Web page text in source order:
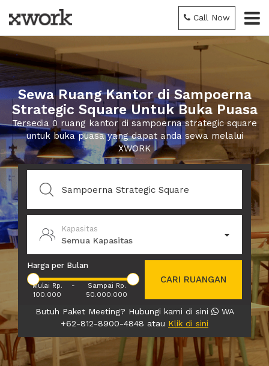
Call Now
Sewa Ruang Kantor di Sampoerna
Strategic Square Untuk Buka Puasa
Tersedia 0 ruang kantor di sampoerna strategic square
untuk buka puasa yang dapat anda sewa melalui
XWORK
Kapasitas
Semua Kapasitas
Harga per Bulan
Mulai Rp.
100.000
-
Sampai Rp.
50.000.000
CARI RUANGAN
Butuh Paket Meeting? Hubungi kami di sini
WA
+62-812-8900-4848 atau Klik di sini